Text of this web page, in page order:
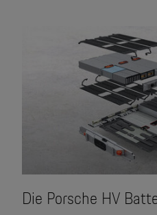
Die Porsche HV